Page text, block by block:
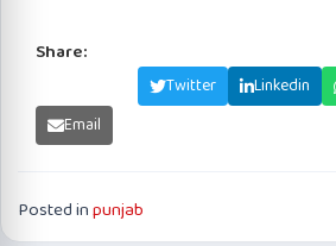
Share:
Twitter Linkedin
Email
Posted inpunjab